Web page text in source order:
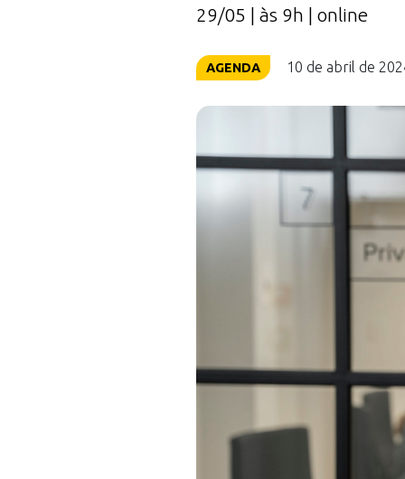
29/05 | às 9h | online
AGENDA 10 de abril de